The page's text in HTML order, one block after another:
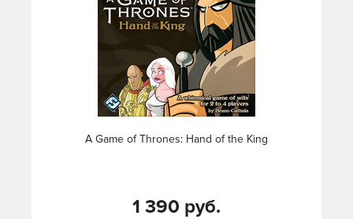
A Game of Thrones: Hand of the King
1 390 руб.